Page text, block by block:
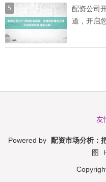
5
配资公司
道，开启
友
Powered by 配资市场分析：
图